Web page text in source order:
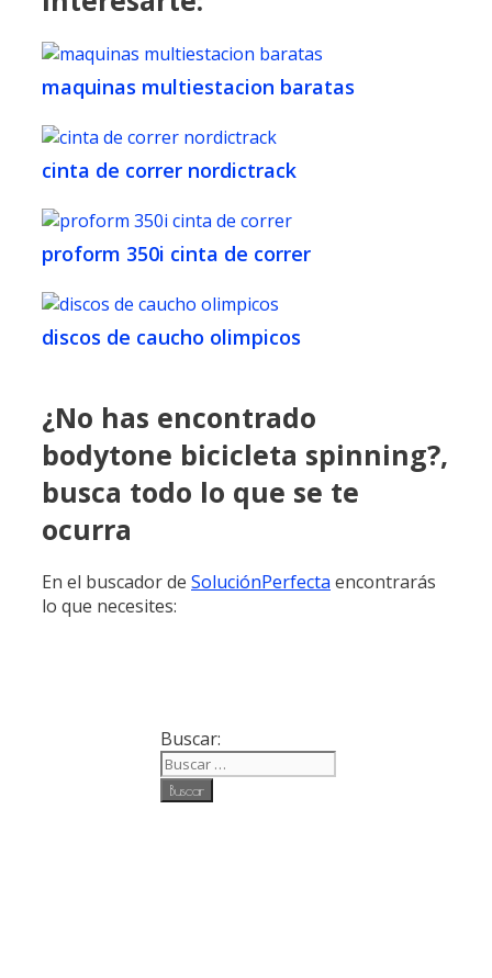
maquinas multiestacion baratas
cinta de correr nordictrack
proform 350i cinta de correr
discos de caucho olimpicos
¿No has encontrado
bodytone bicicleta spinning?,
busca todo lo que se te
ocurra
En el buscador de SoluciónPerfecta encontrarás
lo que necesites:
Buscar: